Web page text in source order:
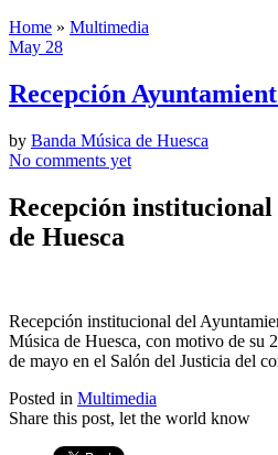
Home » Multimedia
May 28
Recepción
by Banda Música de Huesca
No comments yet
Recepción
de Huesca
Recepción institucional del
Música de Huesca, con motivo de su
de mayo en el Salón del Justicia del
Posted in Multimedia
Share this post, let the world know